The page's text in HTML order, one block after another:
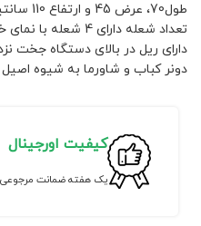
طول70، عرض 45 و ارتفاع 110 سانتیمتر
تعداد شعله دارای 4 شعله با نمای خارجی سفال
دارای ریل در بالای دستگاه جخت
دونر کباب و شاورما به شیوه
کیفیت اورجینال
یک هفته ضمانت